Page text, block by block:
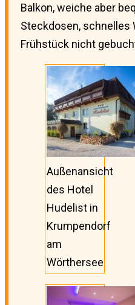
Balkon, weiche aber
Steckdosen, schnelles
Frühstück nicht
Außenansicht
des Hotel
Hudelist in
Krumpendorf
am
Wörthersee